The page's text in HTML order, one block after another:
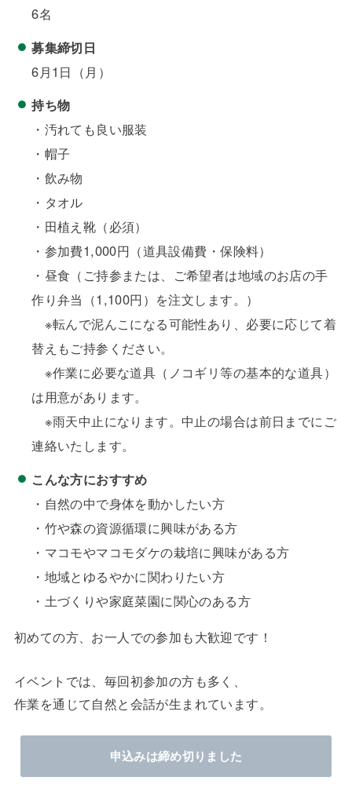
6名
募集締切日
6月1日（月）
持ち物
・汚れても良い服装
・帽子
・飲み物
・タオル
・田植え靴（必須）
・参加費1,000円（道具設備費・保険料）
・昼食（ご持参または、ご希望者は地域のお店の手
作り弁当（1,100円）を注文します。）
※転んで泥んこになる可能性あり、必要に応じて着
替えもご持参ください。
※作業に必要な道具（ノコギリ等の基本的な道具）
は用意があります。
※雨天中止になります。中止の場合は前日までにご
連絡いたします。
こんな方におすすめ
・自然の中で身体を動かしたい方
・竹や森の資源循環に興味がある方
・マコモやマコモダケの栽培に興味がある方
・地域とゆるやかに関わりたい方
・土づくりや家庭菜園に関心のある方
初めての方、お一人での参加も大歓迎です！
イベントでは、毎回初参加の方も多く、
作業を通じて自然と会話が生まれています。
申込みは締め切りました